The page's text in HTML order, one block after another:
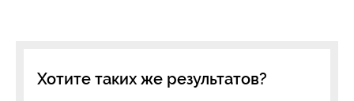
Хотите таких же результатов?